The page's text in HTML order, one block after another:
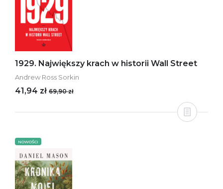
1929. Największy krach w historii Wall Street
Andrew Ross Sorkin
41,94 zł 69,90 zł
NOWOŚCI